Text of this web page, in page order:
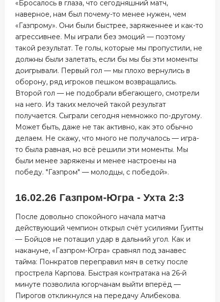
«Бросалось в глаза, что сегодняшний матч,
наверное, нам был почему-то менее нужен, чем
«Газпрому». Они были быстрее, заряженнее и как-то
агрессивнее. Мы играли без эмоций — поэтому
такой результат. Те голы, которые мы пропустили, не
должны были залетать, если бы мы бы эти моменты
доигрывали. Первый гол — мы плохо вернулись в
оборону, ряд игроков пешком возвращались.
Второй гол — не подобрали вбегающего, смотрели
на него. Из таких мелочей такой результат
получается. Сыграли сегодня немножко по-другому.
Может быть, даже не так активно, как это обычно
делаем. Не скажу, что много не получалось — игра-
то была равная, но всё решили эти моменты. Мы
были менее заряжены и менее настроены на
победу. "Газпром" — молодцы, с победой».
16.02.26 Газпром-Югра - Ухта 2:3
После довольно спокойного начала матча
действующий чемпион открыл счёт усилиями Гуитты
— Бойцов не потащил удар в дальний угол. Как и
накануне, «Газпром-Югра» сравнял под занавес
тайма: Понкратов переправил мяч в сетку после
прострела Карпова. Быстрая контратака на 26-й
минуте позволила югорчанам выйти вперёд —
Пирогов откликнулся на передачу Алибекова.